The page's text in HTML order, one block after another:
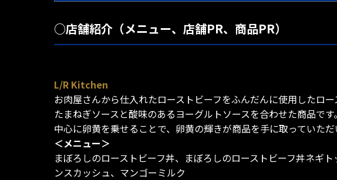
○店舗紹介（メニュー、店舗PR、商品PR）
L/R Kitchen
お肉屋さんから仕入れたローストビーフをふんだんに使用したロ
たまねぎソースと酸味のあるヨーグルトソースを合わせた商品です。
中心に卵黄を乗せることで、卵黄の輝きが商品を手に取っていた
＜メニュー＞
まぼろしのローストビーフ丼、まぼろしのローストビーフ丼ネギ
ンスカッシュ、マンゴーミルク